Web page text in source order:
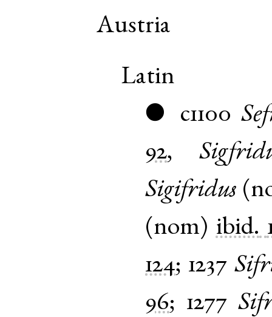
Austria
Latin
● c1100
92,
Sigifridus (
(nom) ibid.
124; 1237
96; 1277